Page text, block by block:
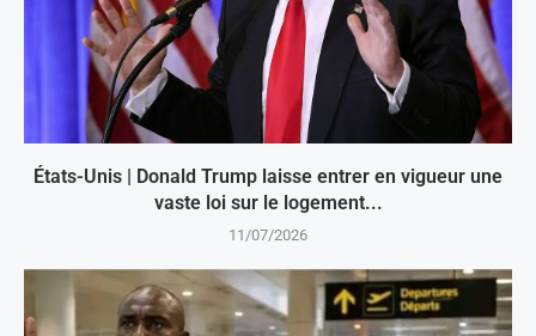
États-Unis | Donald Trump laisse entrer en vigueur une
vaste loi sur le logement...
11/07/2026